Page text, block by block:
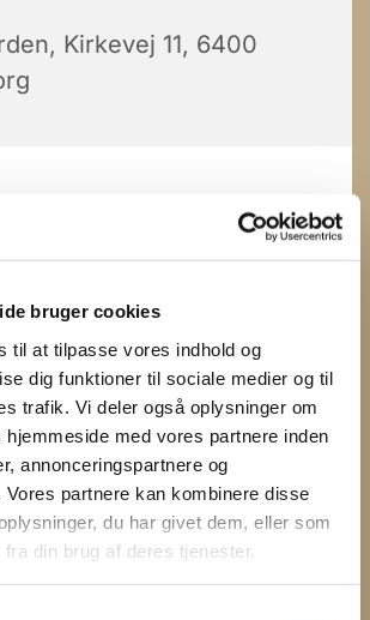
bruger cookies
til at tilpasse vores indhold og
dig funktioner til sociale medier og til
trafik. Vi deler også oplysninger om
hjemmeside med vores partnere inden
annonceringspartnere og
Vores partnere kan kombinere disse
du har givet dem, eller som
din brug af deres tjenester.
Kirkevej 11, 6400